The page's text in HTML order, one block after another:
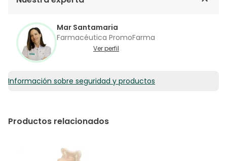
Mar Santamaria
Farmacéutica PromoFarma
Ver perfil
Información sobre seguridad y productos
Productos relacionados